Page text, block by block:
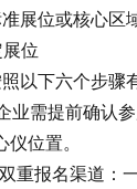
展位或核心区
展位
以下六个步骤
需提前确认
位置。
报名渠道：